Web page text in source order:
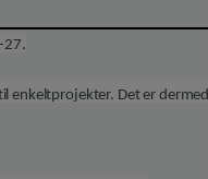
27.
enkeltprojekter. Det er dermed